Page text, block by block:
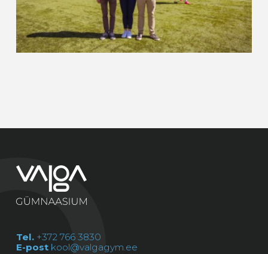
Tel. +372 766 3830
E-post kool@valgagym.ee